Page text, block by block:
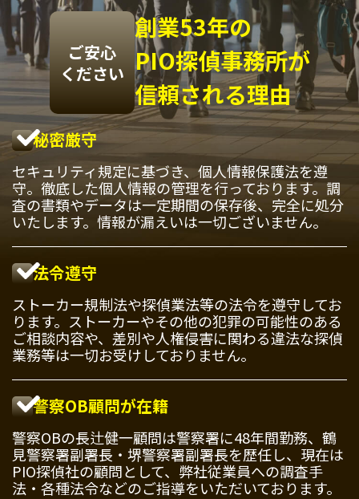
ご安心
ください
創業53年の
PIO探偵事務所が
信頼される理由
秘密厳守
セキュリティ規定に基づき、個人情報保護法を遵
守。徹底した個人情報の管理を行っております。調
査の書類やデータは一定期間の保存後、完全に処分
いたします。情報が漏えいは一切ございません。
法令遵守
ストーカー規制法や探偵業法等の法令を遵守してお
ります。ストーカーやその他の犯罪の可能性のある
ご相談内容や、差別や人権侵害に関わる違法な探偵
業務等は一切お受けしておりません。
警察OB顧問が在籍
警察OBの長辻健一顧問は警察署に48年間勤務、鶴
見警察署副署長・堺警察署副署長を歴任し、現在は
PIO探偵社の顧問として、弊社従業員への調査手
法・各種法令などのご指導をいただいております。